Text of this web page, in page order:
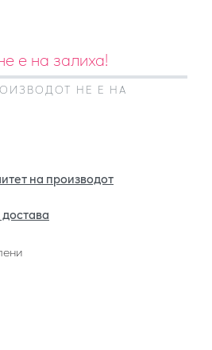
е на залиха!
НЕ Е НА
на производот